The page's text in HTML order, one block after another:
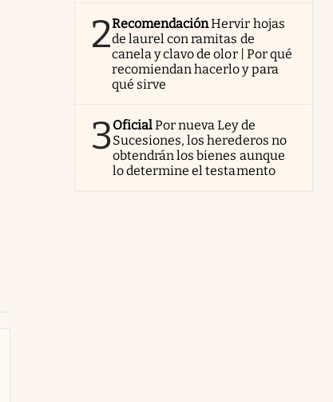
2RecomendaciónHervir hojas
de laurel con ramitas de
canela y clavo de olor | Por qué
recomiendan hacerlo y para
qué sirve
3OficialPor nueva Ley de
Sucesiones, los herederos no
obtendrán los bienes aunque
lo determine el testamento